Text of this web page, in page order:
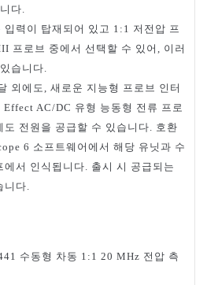
다.
입력이 탑재되어 있고 1:1 저전압 프
프로브 중에서 선택할 수 있어 , 이러
있습니다.
외에도, 새로운 지능형 프로브 인터
Effect AC/DC 유형 능동형 전류 프로
도 전원을 공급할 수 있습니다. 호환
6 소프트웨어에서 해당 유닛과 수
에서 인식됩니다. 출시 시 공급되는
니다.
수동형 차동 1:1 20 MHz 전압 측